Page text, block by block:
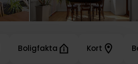
Boligfakta Kort